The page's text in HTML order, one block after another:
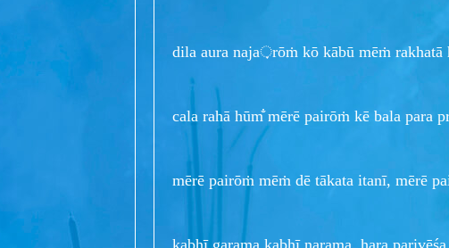
dila aura naja़rōṁ kō kābū mēṁ rakhatā
cala rahā hūm̐ mērē pairōṁ kē bala para
mērē pairōṁ mēṁ dē tākata itanī, mērē
kabhī garama kabhī narama, hara